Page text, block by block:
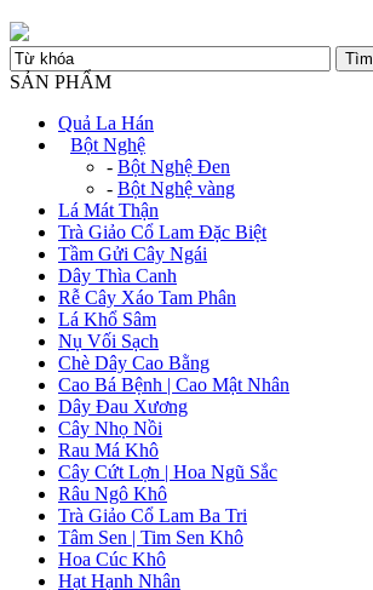
SẢN PHẨM
Quả La Hán
Bột Nghệ
- Bột Nghệ Đen
- Bột Nghệ vàng
Lá Mát Thận
Trà Giảo Cổ Lam Đặc Biệt
Tầm Gửi Cây Ngái
Dây Thìa Canh
Rễ Cây Xáo Tam Phân
Lá Khổ Sâm
Nụ Vối Sạch
Chè Dây Cao Bằng
Cao Bá Bệnh | Cao Mật Nhân
Dây Đau Xương
Cây Nhọ Nồi
Rau Má Khô
Cây Cứt Lợn | Hoa Ngũ Sắc
Râu Ngô Khô
Trà Giảo Cổ Lam Ba Tri
Tâm Sen | Tim Sen Khô
Hoa Cúc Khô
Hạt Hạnh Nhân